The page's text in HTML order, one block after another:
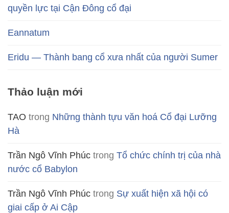
quyền lực tại Cận Đông cổ đại
Eannatum
Eridu — Thành bang cổ xưa nhất của người Sumer
Thảo luận mới
TAO trong Những thành tựu văn hoá Cổ đại Lưỡng
Hà
Trần Ngô Vĩnh Phúc trong Tổ chức chính trị của nhà
nước cổ Babylon
Trần Ngô Vĩnh Phúc trong Sự xuất hiện xã hội có
giai cấp ở Ai Cập